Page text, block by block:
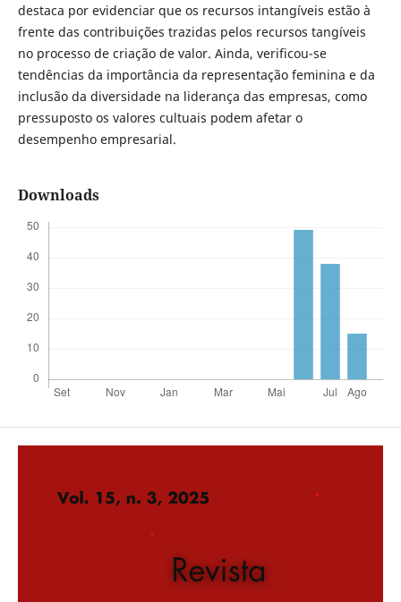
destaca por evidenciar que os recursos intangíveis estão à
frente das contribuições trazidas pelos recursos tangíveis
no processo de criação de valor. Ainda, verificou-se
tendências da importância da representação feminina e da
inclusão da diversidade na liderança das empresas, como
pressuposto os valores cultuais podem afetar o
desempenho empresarial.
Downloads